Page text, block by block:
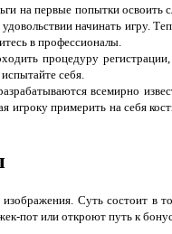
на первые попытки
начинать игру.
в профессионалы.
процедуру
себя.
всемирно
игроку примерить на себя
Суть состоит в
пот или откроют путь к